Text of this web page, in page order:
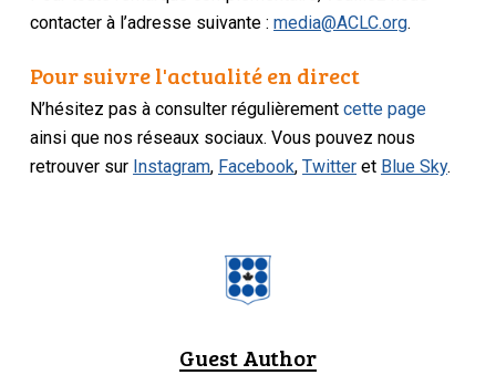
contacter à l’adresse suivante :media@ACLC.org.
Pour suivre l'actualité en direct
N’hésitez pas à consulter régulièrementcette page
ainsi que nos réseaux sociaux. Vous pouvez nous
retrouver sur Instagram, Facebook,Twitter et Blue Sky.
Guest Author